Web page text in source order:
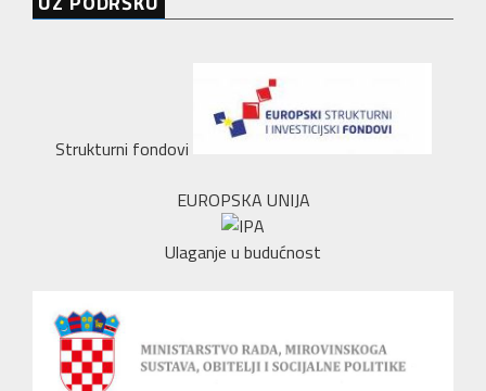
Strukturni fondovi
EUROPSKA UNIJA
Ulaganje u budućnost